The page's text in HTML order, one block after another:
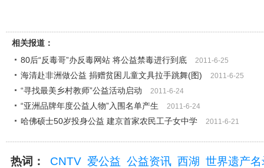
相关报道：
80后“反毒哥”办反毒网站 将公益禁毒进行到底
2011-6-25
海清赴非洲做公益 捐赠贫困儿童文具拉手跳舞(图) 2011-6-25
“寻找最美乡村教师”公益活动启动 2011-6-24
“亚洲品牌年度公益人物”入围名单产生 2011-6-24
哈佛硕士50岁投身公益 建京首家农民工子女中学 2011-6-21
热词： CNTV 爱公益 公益资讯 西湖 世界遗产名